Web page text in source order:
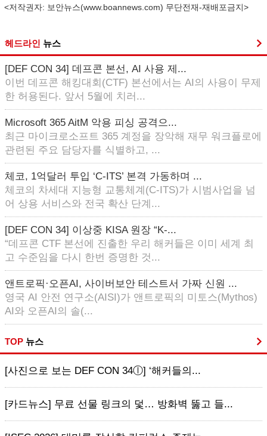
<저작권자: 보안뉴스(www.boannews.com) 무단전재-재배포금지>
헤드라인 뉴스
[DEF CON 34] 데프콘 본선, AI 사용 제...
이번 데프콘 해킹대회(CTF) 본선에서는 AI의 사용이 무제
한 허용된다. 앞서 5월에 치러...
Microsoft 365 AitM 악용 피싱 공격으...
최근 마이크로소프트 365 계정을 장악해 재무 워크플로에
관련된 주요 담당자를 식별하고, ...
체코, 1억달러 투입 ‘C-ITS’ 본격 가동하며 ...
체코의 차세대 지능형 교통체계(C-ITS)가 시범사업을 넘
어 상용 서비스와 전국 확산 단계...
[DEF CON 34] 이상중 KISA 원장 “K-...
“데프콘 CTF 본선에 진출한 우리 해커들은 이미 세계 최
고 수준임을 다시 한번 증명한 것...
앤트로픽·오픈AI, 사이버보안 테스트서 가짜 신원 ...
영국 AI 안전 연구소(AISI)가 앤트로픽의 미토스(Mythos)
AI와 오픈AI의 솔(...
TOP 뉴스
[사진으로 보는 DEF CON 34ⓛ] ‘해커들의...
[카드뉴스] 무료 선물 링크의 덫… 방화벽 뚫고 들...